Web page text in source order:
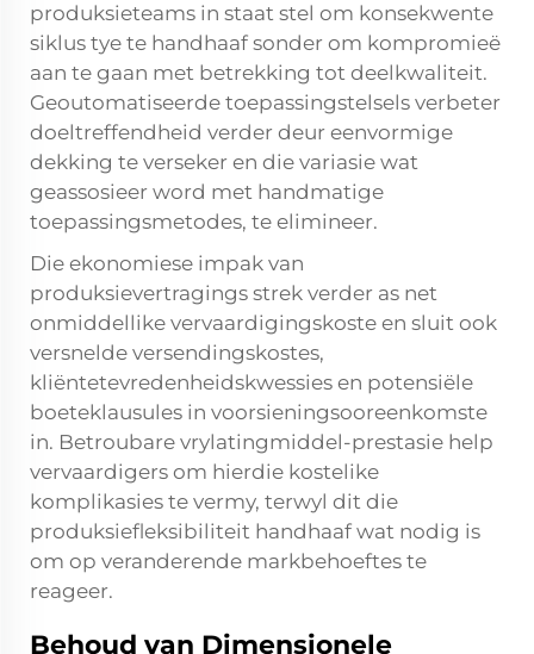
produksieteams in staat stel om konsekwente
siklus tye te handhaaf sonder om kompromieë
aan te gaan met betrekking tot deelkwaliteit.
Geoutomatiseerde toepassingstelsels verbeter
doeltreffendheid verder deur eenvormige
dekking te verseker en die variasie wat
geassosieer word met handmatige
toepassingsmetodes, te elimineer.
Die ekonomiese impak van
produksievertragings strek verder as net
onmiddellike vervaardigingskoste en sluit ook
versnelde versendingskostes,
kliëntetevredenheidskwessies en potensiële
boeteklausules in voorsieningsooreenkomste
in. Betroubare vrylatingmiddel-prestasie help
vervaardigers om hierdie kostelike
komplikasies te vermy, terwyl dit die
produksiefleksibiliteit handhaaf wat nodig is
om op veranderende markbehoeftes te
reageer.
Behoud van Dimensionele